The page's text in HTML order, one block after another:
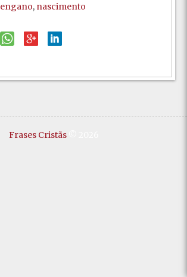
engano, nascimento
Frases Cristãs© 2026